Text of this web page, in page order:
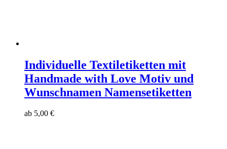
Individuelle Textiletiketten mit
Handmade with Love Motiv und
Wunschnamen Namensetiketten
ab 5,00 €